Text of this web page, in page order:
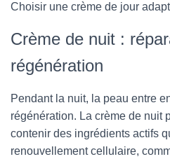
Choisir une crème de jour
Crème de nuit :
régénération
Pendant la nuit, la peau entre
régénération. La crème de nuit
contenir des ingrédients actifs
renouvellement cellulaire,